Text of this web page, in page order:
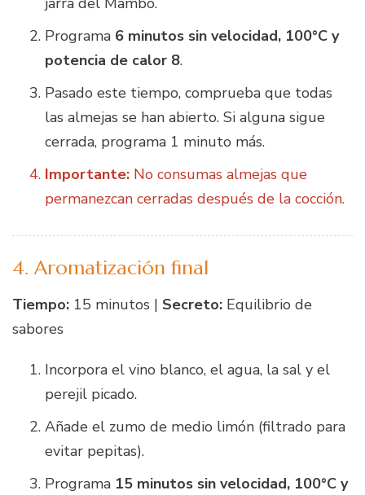
Programa 6 minutos sin velocidad, 100°C y
potencia de calor 8.
Pasado este tiempo, comprueba que todas
las almejas se han abierto. Si alguna sigue
cerrada, programa 1 minuto más.
Importante: No consumas almejas que
permanezcan cerradas después de la cocción.
4. Aromatización final
Tiempo: 15 minutos | Secreto: Equilibrio de
sabores
Incorpora el vino blanco, el agua, la sal y el
perejil picado.
Añade el zumo de medio limón (filtrado para
evitar pepitas).
Programa 15 minutos sin velocidad, 100°C y